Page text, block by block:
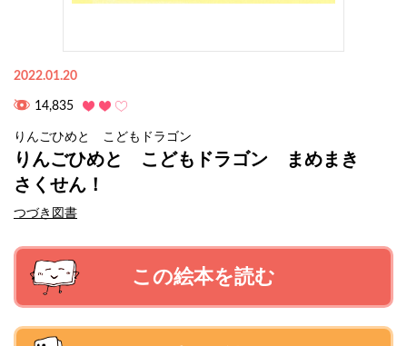
2022.01.20
14,835
りんごひめと こどもドラゴン
りんごひめと こどもドラゴン まめまき
さくせん！
つづき図書
この絵本を読む